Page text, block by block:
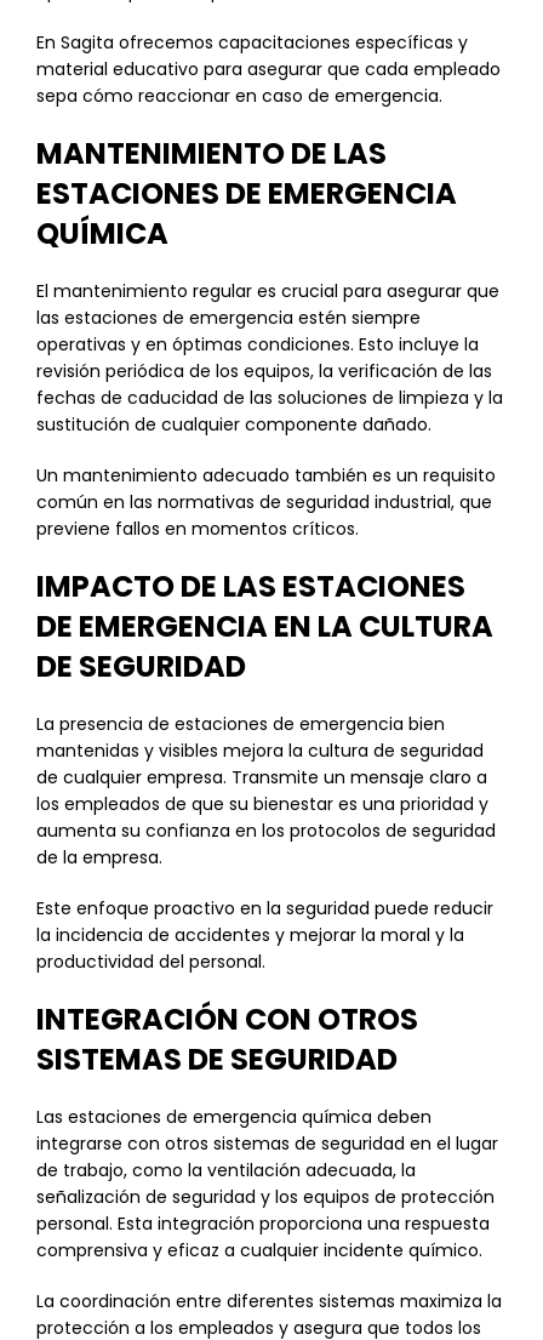
En Sagita ofrecemos capacitaciones específicas y
material educativo para asegurar que cada empleado
sepa cómo reaccionar en caso de emergencia.
MANTENIMIENTO DE LAS
ESTACIONES DE EMERGENCIA
QUÍMICA
El mantenimiento regular es crucial para asegurar que
las estaciones de emergencia estén siempre
operativas y en óptimas condiciones. Esto incluye la
revisión periódica de los equipos, la verificación de las
fechas de caducidad de las soluciones de limpieza y la
sustitución de cualquier componente dañado.
Un mantenimiento adecuado también es un requisito
común en las normativas de seguridad industrial, que
previene fallos en momentos críticos.
IMPACTO DE LAS ESTACIONES
DE EMERGENCIA EN LA CULTURA
DE SEGURIDAD
La presencia de estaciones de emergencia bien
mantenidas y visibles mejora la cultura de seguridad
de cualquier empresa. Transmite un mensaje claro a
los empleados de que su bienestar es una prioridad y
aumenta su confianza en los protocolos de seguridad
de la empresa.
Este enfoque proactivo en la seguridad puede reducir
la incidencia de accidentes y mejorar la moral y la
productividad del personal.
INTEGRACIÓN CON OTROS
SISTEMAS DE SEGURIDAD
Las estaciones de emergencia química deben
integrarse con otros sistemas de seguridad en el lugar
de trabajo, como la ventilación adecuada, la
señalización de seguridad y los equipos de protección
personal. Esta integración proporciona una respuesta
comprensiva y eficaz a cualquier incidente químico.
La coordinación entre diferentes sistemas maximiza la
protección a los empleados y asegura que todos los